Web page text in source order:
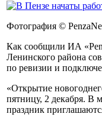
Фотография ©
Как сообщили ИА
Ленинского района
по ревизии и
«Открытие
пятницу, 2 декабря. В
праздник